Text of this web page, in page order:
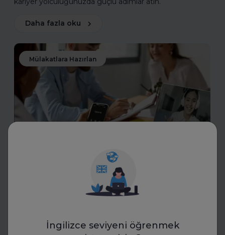
İngilizce seviyeni öğrenmek
Daha fazla oku
Mülakatlara Hazırlan
İK Mülakatlarında Yeni Dönem:
Yapay Zekâ ile Transkript
İK uzmanları, yapay zekâ destekli transkriptlerle mülakat